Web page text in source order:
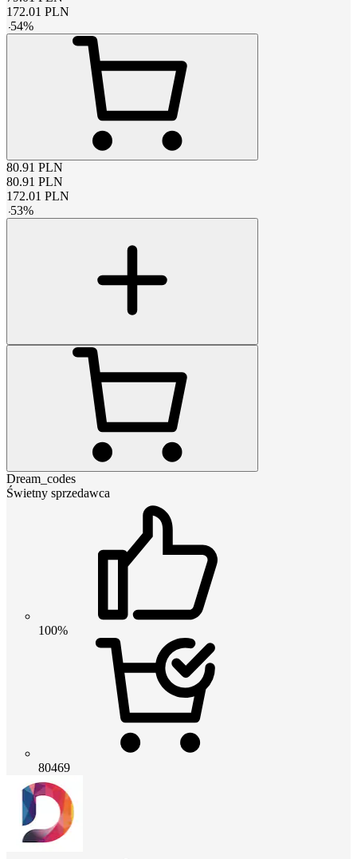
172.01 PLN
-54%
80.91 PLN
80.91 PLN
172.01 PLN
-53%
Dream_codes
Świetny sprzedawca
100%
80469